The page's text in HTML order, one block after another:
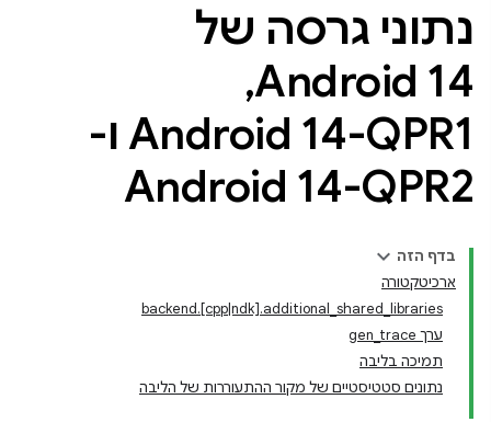
נתוני גרסה של
Android 14
,
‏
Android 14-QPR1 ו-
Android 14-QPR2
בדף הזה
ארכיטקטורה
backend.[cpp|ndk].additional_shared_libraries
ערך gen_trace
תמיכה בליבה
נתונים סטטיסטיים של מקור ההתעוררות של הליבה